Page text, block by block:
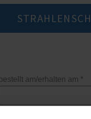
bestellt am/erhalten am *